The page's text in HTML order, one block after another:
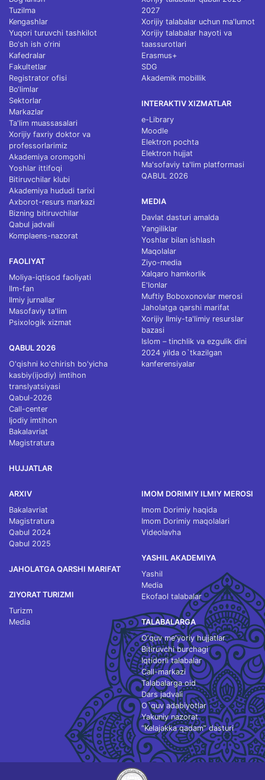
Tuzilma
Kengashlar
Yuqori turuvchi tashkilot
Bo‘sh ish o‘rini
Kafedralar
Fakultetlar
Registrator ofisi
Bo‘limlar
Sektorlar
Markazlar
Ta'lim muassasalari
Xorijiy faxriy doktor va
professorlarimiz
Akademiya oromgohi
Yoshlar ittifoqi
Bitiruvchilar klubi
Akademiya hududi tarixi
Axborot-resurs markazi
Bizning bitiruvchilar
Qabul jadvali
Komplaens-nazorat
FAOLIYAT
Moliya-iqtisod faoliyati
Ilm-fan
Ilmiy jurnallar
Masofaviy ta'lim
Psixologik xizmat
QABUL 2026
O'qishni ko'chirish bo'yicha
kasbiy(ijodiy) imtihon
translyatsiyasi
Qabul-2026
Call-center
Ijodiy imtihon
Bakalavriat
Magistratura
HUJJATLAR
2027
Xorijiy talabalar uchun ma'lumot
Xorijiy talabalar hayoti va
taassurotlari
Erasmus+
SDG
Akademik mobillik
INTERAKTIV XIZMATLAR
e-Library
Moodle
Elektron pochta
Elektron hujjat
Ma'sofaviy ta'lim platformasi
QABUL 2026
MEDIA
Davlat dasturi amalda
Yangiliklar
Yoshlar bilan ishlash
Maqolalar
Ziyo-media
Xalqaro hamkorlik
E'lonlar
Muftiy Boboxonovlar merosi
Jaholatga qarshi marifat
Xorijiy Ilmiy-ta'limiy resurslar
bazasi
Islom – tinchlik va ezgulik dini
2024 yilda o`tkazilgan
kanferensiyalar
ARXIV
Bakalavriat
Magistratura
Qabul 2024
Qabul 2025
JAHOLATGA QARSHI MARIFAT
ZIYORAT TURIZMI
Turizm
Media
IMOM DORIMIY ILMIY MEROSI
Imom Dorimiy haqida
Imom Dorimiy maqolalari
Videolavha
YASHIL AKADEMIYA
Yashil
Media
Ekofaol talabalar
TALABALARGA
O‘quv me'yoriy hujjatlar
Bitiruvchi burchagi
Iqtidorli talabalar
Call-markazi
Talabalarga oid
Dars jadvali
O`quv adabiyotlar
Yakuniy nazorat
“Kelajakka qadam” dasturi